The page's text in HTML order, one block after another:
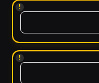
!
!